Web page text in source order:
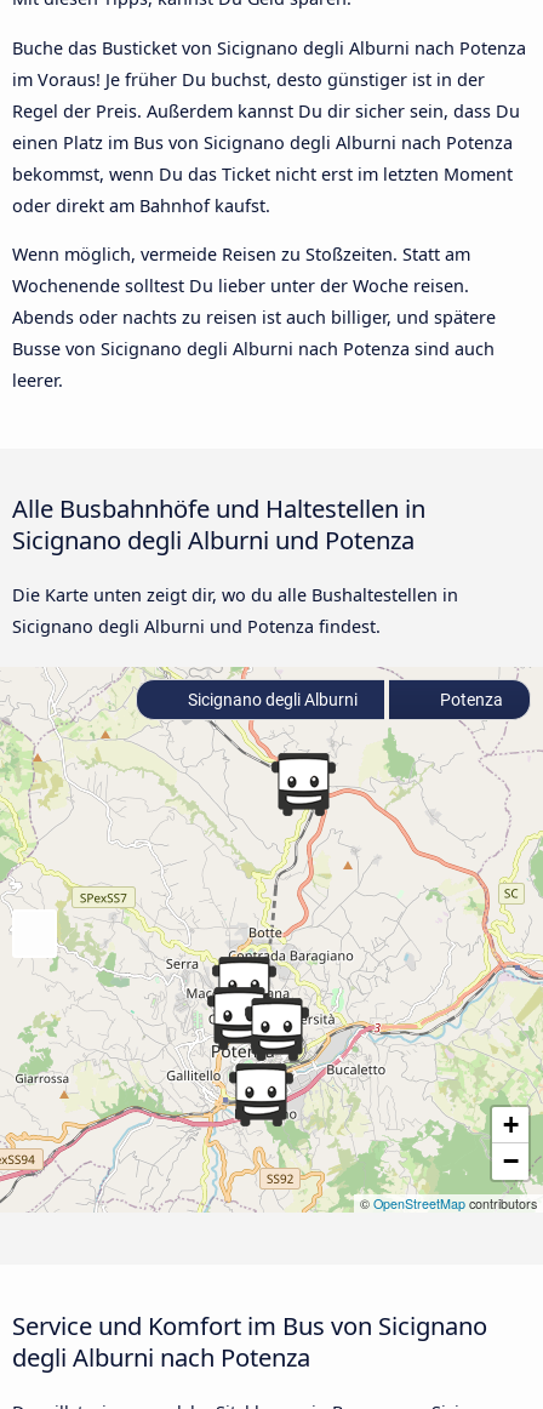
Buche das Busticket von Sicignano degli Alburni nach Potenza
im Voraus! Je früher Du buchst, desto günstiger ist in der
Regel der Preis. Außerdem kannst Du dir sicher sein, dass Du
einen Platz im Bus von Sicignano degli Alburni nach Potenza
bekommst, wenn Du das Ticket nicht erst im letzten Moment
oder direkt am Bahnhof kaufst.
Wenn möglich, vermeide Reisen zu Stoßzeiten. Statt am
Wochenende solltest Du lieber unter der Woche reisen.
Abends oder nachts zu reisen ist auch billiger, und spätere
Busse von Sicignano degli Alburni nach Potenza sind auch
leerer.
Alle Busbahnhöfe und Haltestellen in
Sicignano degli Alburni und Potenza
Die Karte unten zeigt dir, wo du alle Bushaltestellen in
Sicignano degli Alburni und Potenza findest.
+
−
© OpenStreetMap contributors
Sicignano degli Alburni Potenza
Service und Komfort im Bus von Sicignano
degli Alburni nach Potenza